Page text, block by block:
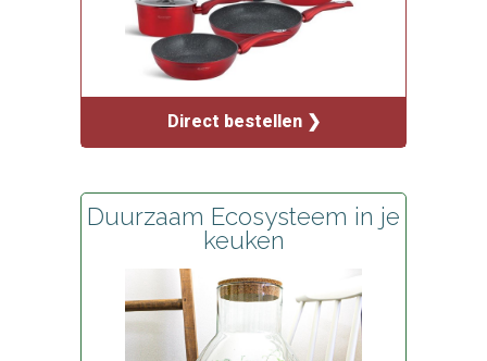
Direct bestellen ❯
Duurzaam Ecosysteem in je
keuken